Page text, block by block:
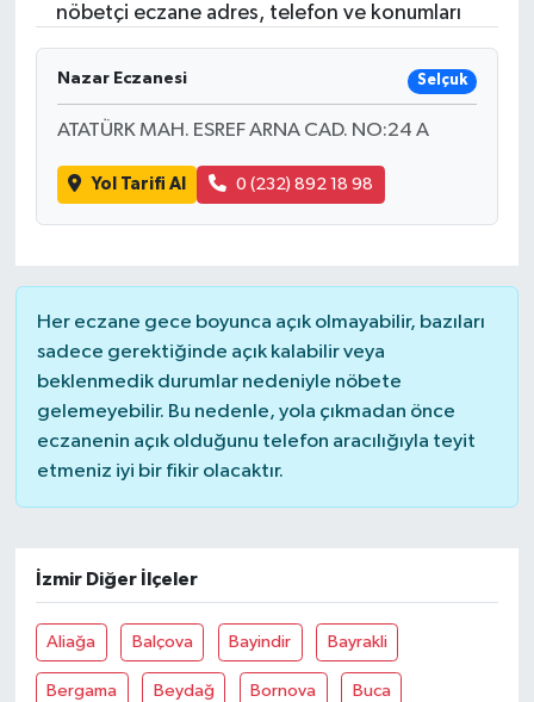
nöbetçi eczane adres, telefon ve konumları
Nazar Eczanesi Selçuk
ATATÜRK MAH. ESREF ARNA CAD. NO:24 A
Yol Tarifi Al 0 (232) 892 18 98
Her eczane gece boyunca açık olmayabilir, bazıları
sadece gerektiğinde açık kalabilir veya
beklenmedik durumlar nedeniyle nöbete
gelemeyebilir. Bu nedenle, yola çıkmadan önce
eczanenin açık olduğunu telefon aracılığıyla teyit
etmeniz iyi bir fikir olacaktır.
İzmir Diğer İlçeler
Aliağa Balçova Bayindir Bayrakli
Bergama Beydağ Bornova Buca